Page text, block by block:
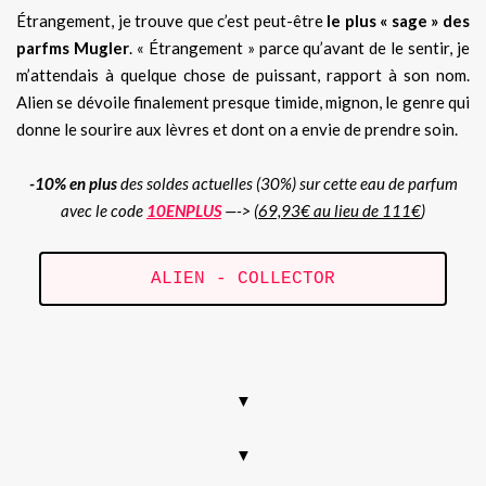
Étrangement, je trouve que c’est peut-être le plus « sage » des
parfms Mugler. « Étrangement » parce qu’avant de le sentir, je
m’attendais à quelque chose de puissant, rapport à son nom.
Alien se dévoile finalement presque timide, mignon, le genre qui
donne le sourire aux lèvres et dont on a envie de prendre soin.
-10% en plusdes soldes actuelles (30%) sur cette eau de parfum
avec le code 10ENPLUS—-> (69,93€ au lieu de 111€)
ALIEN - COLLECTOR
▼
▼